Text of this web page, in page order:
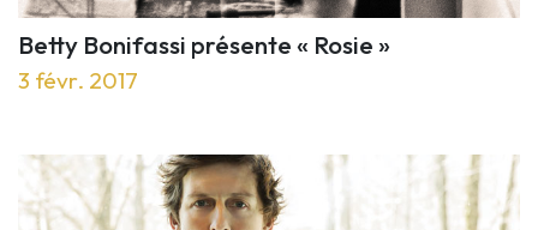
Betty Bonifassi présente « Rosie »
3 févr. 2017